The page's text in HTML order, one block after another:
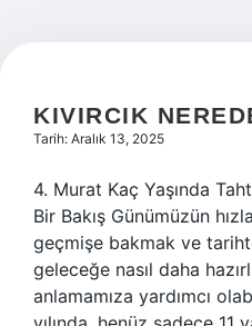
KIVIRCIK
Tarih: Aralık 13, 2025
4. Murat Kaç Yaşında
Bir Bakış Günümüzün
geçmişe bakmak ve
geleceğe nasıl daha
anlamamıza yardımcı